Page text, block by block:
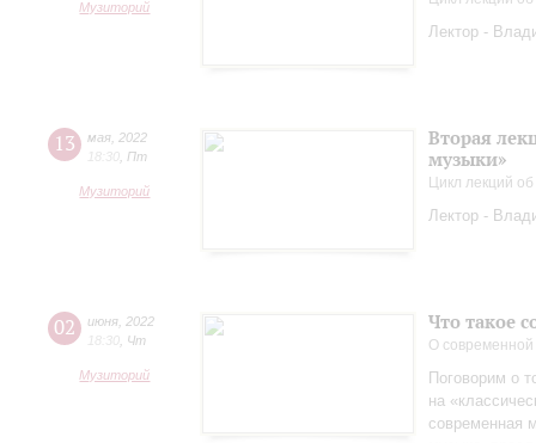
Музиторий
Лектор -
13 мая 2022
18:30 Пт
Музиторий
Вторая
музыки»
Цикл лекций
Лектор -
02 июня 2022
18:30 Чт
Музиторий
Что такое
О
Поговорим о
на
современная